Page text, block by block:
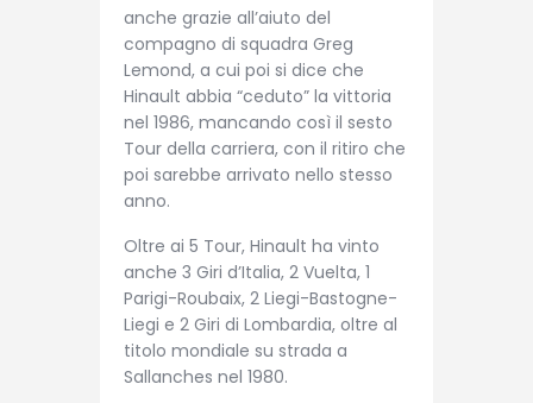
anche grazie all’aiuto del
compagno di squadra Greg
Lemond, a cui poi si dice che
Hinault abbia “ceduto” la vittoria
nel 1986, mancando così il sesto
Tour della carriera, con il ritiro che
poi sarebbe arrivato nello stesso
anno.
Oltre ai 5 Tour, Hinault ha vinto
anche 3 Giri d’Italia, 2 Vuelta, 1
Parigi-Roubaix, 2 Liegi-Bastogne-
Liegi e 2 Giri di Lombardia, oltre al
titolo mondiale su strada a
Sallanches nel 1980.